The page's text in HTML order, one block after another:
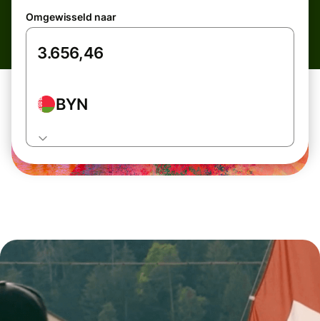
Omgewisseld naar
BYN